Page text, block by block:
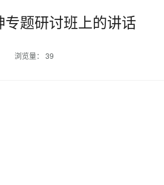
题研讨班上的讲话
浏览量： 39